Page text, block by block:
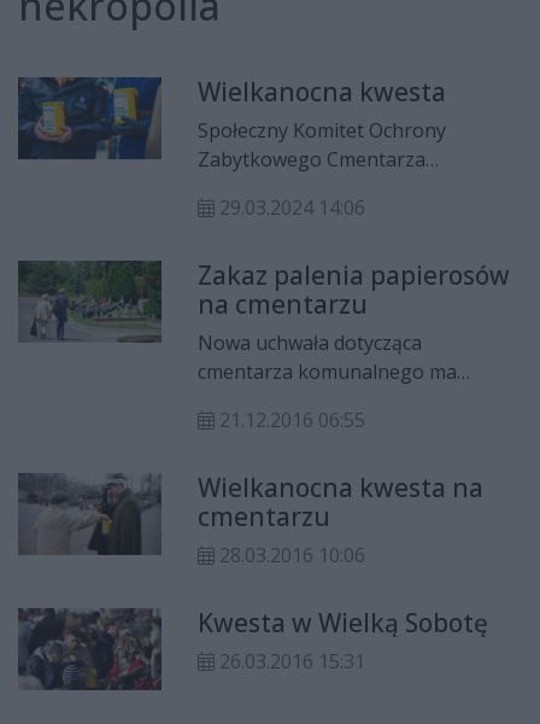
Wielkanocna kwesta
Społeczny Komitet Ochrony
Zabytkowego Cmentarza
organizuje w Wielką Sobotę kolejną
zostaną przeznaczone na odnowę
zabytkowych nagrobków
radomskiej nekropolii
rzymskokatolickiej.
29.03.2024 14:06
Zakaz palenia papierosów
na cmentarzu
Nowa uchwała dotycząca
cmentarza komunalnego ma
nekropolii.
21.12.2016 06:55
Wielkanocna kwesta na
cmentarzu
28.03.2016 10:06
Kwesta w Wielką Sobotę
26.03.2016 15:31